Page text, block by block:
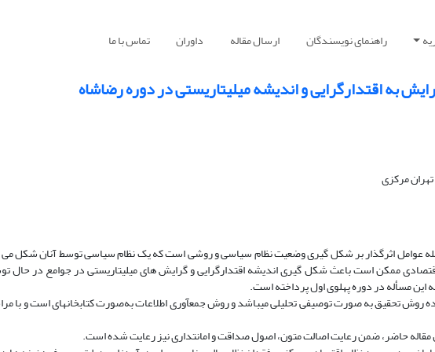
راهنمای نویسندگان ارسال مقاله داوران تماس با ما
به اقتدارگرایی و اندیشه میلیتاریستی در دوره رضاشاه
مرکزی
عوامل اثرگذار بر شکل گیری وضعیت نظام سیاسی و روشی است که یک نظام سیاسی توسط آنان شکل
ممکن است باعث شکل گیری اندیشه اقتدارگرایی و گرایش های میلیتاریستی در جوامع در حال
مسأله در دوره پهلوی اول پرداخته است.
‌روش تحقیق به صورت توصیفی تحلیلی می‏باشد و روش جمع‏آوری اطلاعات به‌صورت کتابخانه‏ای است و با
حاضر، ضمن رعایت اصالت متون، اصول صداقت و امانتداری نیز رعایت شده است.